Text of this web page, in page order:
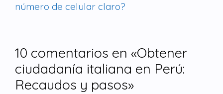
número de celular claro?
10 comentarios en «Obtener
ciudadanía italiana en Perú:
Recaudos y pasos»